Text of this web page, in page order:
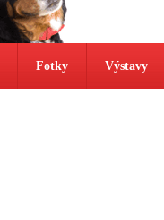
Fotky Výstavy